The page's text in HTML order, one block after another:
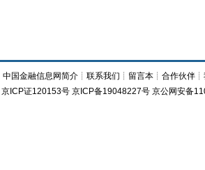
中国金融信息网简介 ┊联系我们 ┊ 留言本 ┊合作伙伴 ┊
京ICP证120153号 京ICP备19048227号 京公网安备